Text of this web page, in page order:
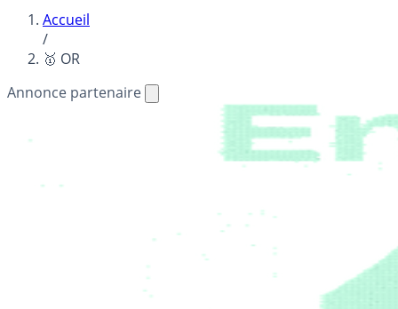
Accueil
/
🥇 OR
Annonce partenaire